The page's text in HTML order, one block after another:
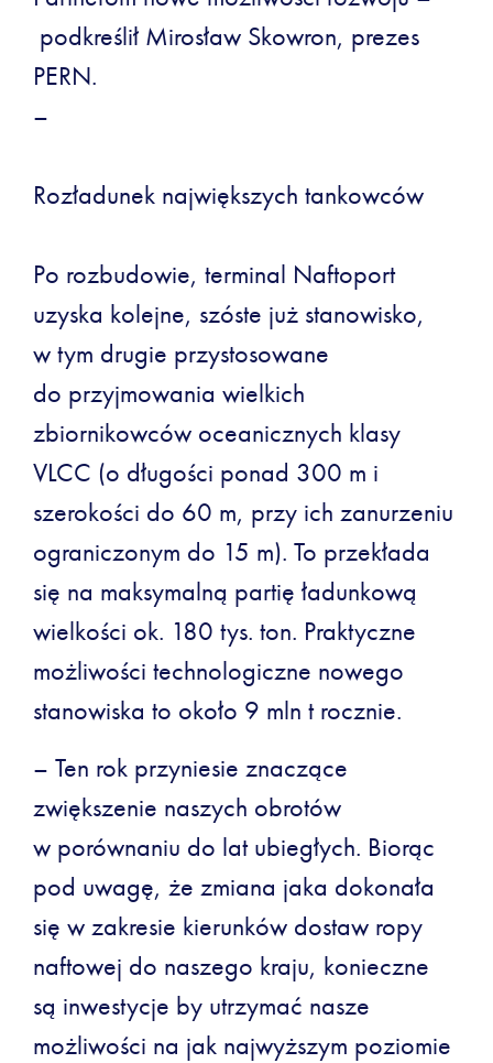
podkreślił Mirosław Skowron, prezes
PERN.
–
Rozładunek największych tankowców
Po rozbudowie, terminal Naftoport
uzyska kolejne, szóste już stanowisko,
w tym drugie przystosowane
do przyjmowania wielkich
zbiornikowców oceanicznych klasy
VLCC (o długości ponad 300 m i
szerokości do 60 m, przy ich zanurzeniu
ograniczonym do 15 m). To przekłada
się na maksymalną partię ładunkową
wielkości ok. 180 tys. ton. Praktyczne
możliwości technologiczne nowego
stanowiska to około 9 mln t rocznie.
– Ten rok przyniesie znaczące
zwiększenie naszych obrotów
w porównaniu do lat ubiegłych. Biorąc
pod uwagę, że zmiana jaka dokonała
się w zakresie kierunków dostaw ropy
naftowej do naszego kraju, konieczne
są inwestycje by utrzymać nasze
możliwości na jak najwyższym poziomie